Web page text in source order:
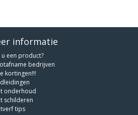
informatie
u een product?
bedrijven
kortingen!!!
onderhoud
schilderen
tips